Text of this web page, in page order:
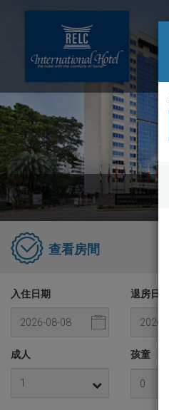
查看房間
入住日期 退房日期
成人 孩童 i